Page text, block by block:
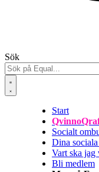
Sök
Start
Socialt
Dina
Vart ska jag
Bli medlem